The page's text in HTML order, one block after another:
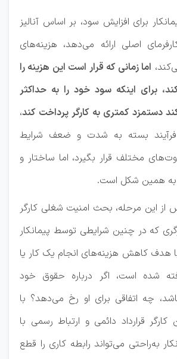
برای افزایش سود، بر اساس آنالیز
اصلی ارائه می‌دهد، هزینه‌های
اما زمانی که قرار است این هزینه را
برای اینکه سود خود را به حداکثر
دستمزد کمتری به کارگر پرداخت کند،
بسته به شدت و ضعف شرایط
مختلف قرار بگیرد، اما ساختار و
به همین شکل است.
این مرحله، بحث امنیت شغلی کارگر
که در چنین شرایطی توسط پیمانکار
هدف کاهش هزینه‌های انجام یک کار یا
شده است، اگر درباره حقوق خود
چه اتفاقی برای او رخ می‌دهد؟ با
کارگر قرارداد دائمی و ارتباط رسمی با
به‌راحتی می‌تواند رابطه کاری را قطع